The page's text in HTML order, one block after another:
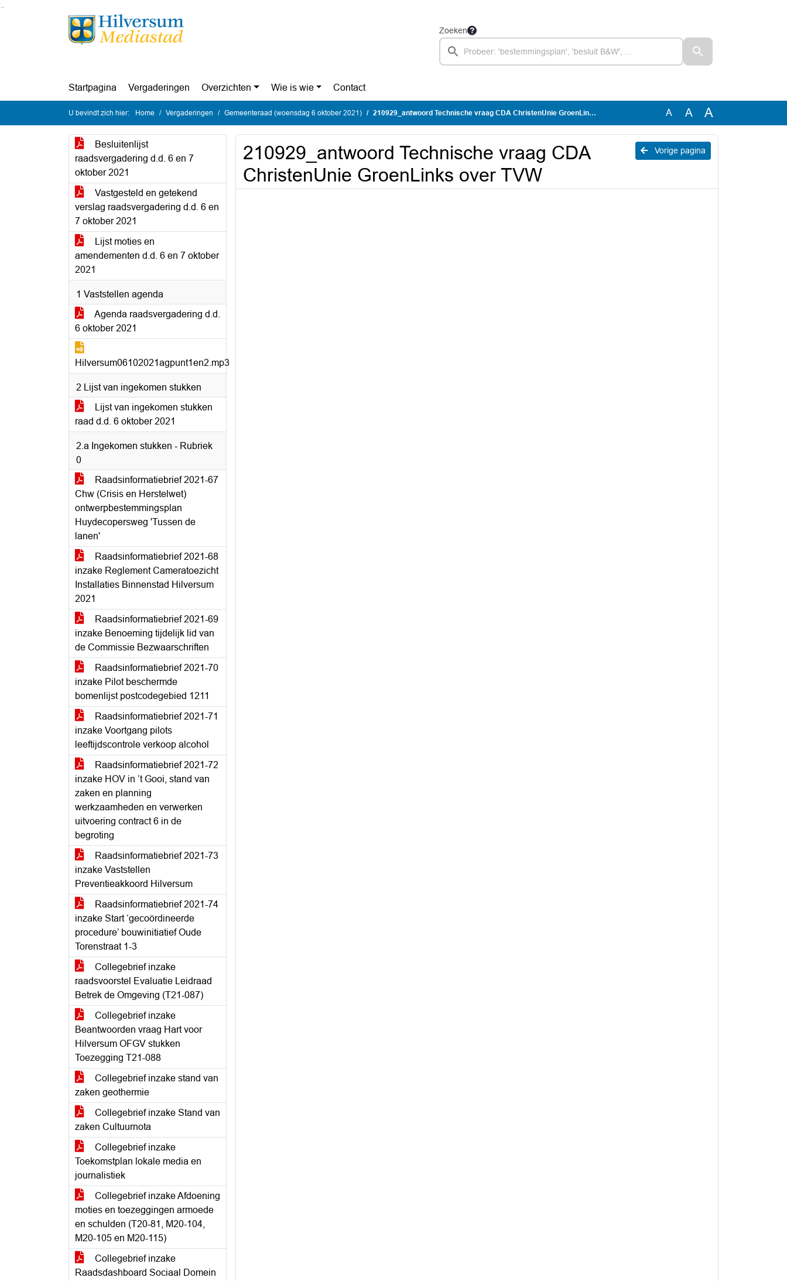
Ga naar de inhoud van deze pagina
Ga naar het zoeken
Ga naar het menu
Zoeken
Startpagina Vergaderingen Overzichten Wie is wie Contact
U bevindt zich hier: Home Vergaderingen Gemeenteraad (woensdag 6 oktober 2021) 210929_antwoord Technische vraag CDA ChristenUnie GroenLinks over TVW A A A
Besluitenlijst
raadsvergadering d.d. 6 en 7
oktober 2021
Vastgesteld en getekend
verslag raadsvergadering d.d. 6 en
7 oktober 2021
Lijst moties en
amendementen d.d. 6 en 7 oktober
2021
1 Vaststellen agenda
Agenda raadsvergadering d.d.
6 oktober 2021
Hilversum06102021agpunt1en2.mp3
2 Lijst van ingekomen stukken
Lijst van ingekomen stukken
raad d.d. 6 oktober 2021
2.a Ingekomen stukken - Rubriek
0
Raadsinformatiebrief 2021-67
Chw (Crisis en Herstelwet)
ontwerpbestemmingsplan
Huydecopersweg 'Tussen de
lanen'
Raadsinformatiebrief 2021-68
inzake Reglement Cameratoezicht
Installaties Binnenstad Hilversum
2021
Raadsinformatiebrief 2021-69
inzake Benoeming tijdelijk lid van
de Commissie Bezwaarschriften
Raadsinformatiebrief 2021-70
inzake Pilot beschermde
bomenlijst postcodegebied 1211
Raadsinformatiebrief 2021-71
inzake Voortgang pilots
leeftijdscontrole verkoop alcohol
Raadsinformatiebrief 2021-72
inzake HOV in ’t Gooi, stand van
zaken en planning
werkzaamheden en verwerken
uitvoering contract 6 in de
begroting
Raadsinformatiebrief 2021-73
inzake Vaststellen
Preventieakkoord Hilversum
Raadsinformatiebrief 2021-74
inzake Start ‘gecoördineerde
procedure’ bouwinitiatief Oude
Torenstraat 1-3
Collegebrief inzake
raadsvoorstel Evaluatie Leidraad
Betrek de Omgeving (T21-087)
Collegebrief inzake
Beantwoorden vraag Hart voor
Hilversum OFGV stukken
Toezegging T21-088
Collegebrief inzake stand van
zaken geothermie
Collegebrief inzake Stand van
zaken Cultuurnota
Collegebrief inzake
Toekomstplan lokale media en
journalistiek
Collegebrief inzake Afdoening
moties en toezeggingen armoede
en schulden (T20-81, M20-104,
M20-105 en M20-115)
Collegebrief inzake
Raadsdashboard Sociaal Domein
Vorige pagina
210929_antwoord Technische vraag CDA
ChristenUnie GroenLinks over TVW